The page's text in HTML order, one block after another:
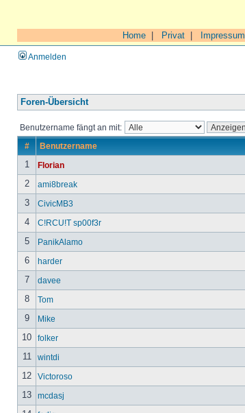
Home Privat Impressum
Anmelden
Foren-Übersicht
Benutzername fängt an mit:
# Benutzername
1 Florian
2
ami8break
3
CivicMB3
4
C!RCU!T sp00f3r
5
PanikAlamo
6
harder
7
davee
8
Tom
9
Mike
10
folker
11
wintdi
12
Victoroso
13
mcdasj